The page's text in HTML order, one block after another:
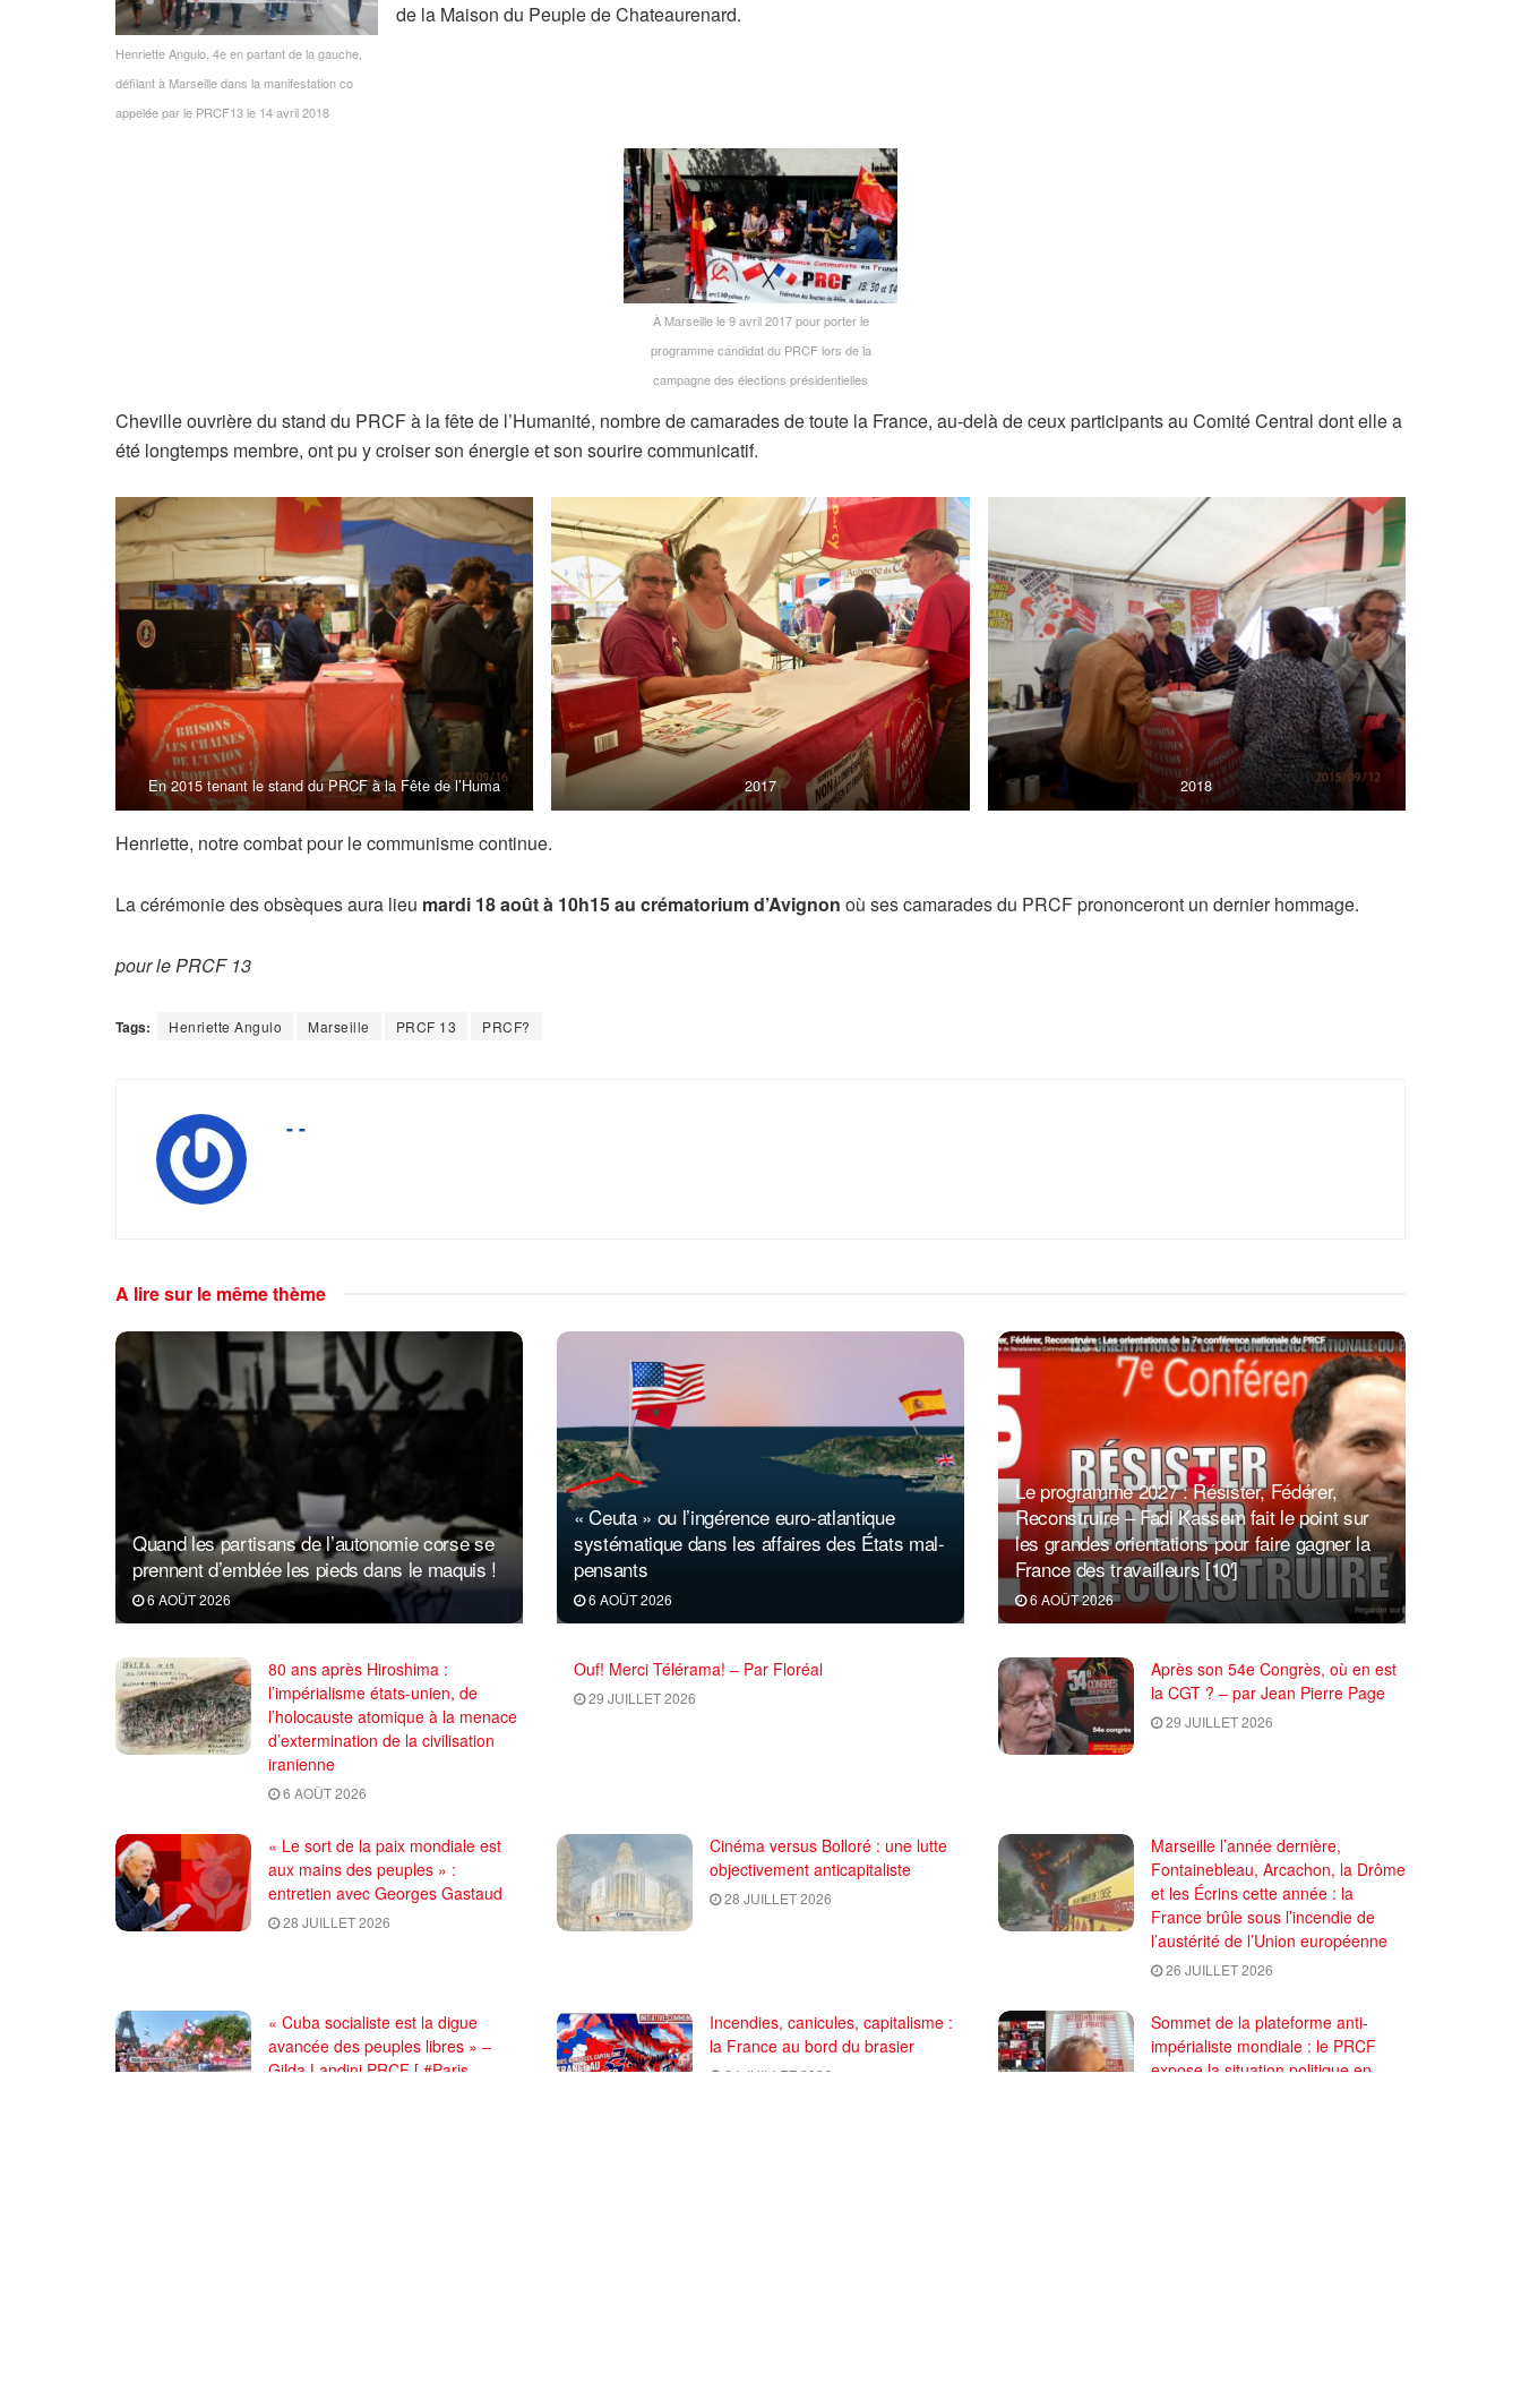
Henriette Angulo, 4e en partant de la gauche,
défilant à Marseille dans la manifestation co
appelée par le PRCF13 le 14 avril 2018
de la Maison du Peuple de Chateaurenard.
À Marseille le 9 avril 2017 pour porter le
programme candidat du PRCF lors de la
campagne des élections présidentielles
Cheville ouvrière du stand du PRCF à la fête de l’Humanité, nombre de camarades de toute la France, au-delà de ceux participants au Comité Central dont elle a
été longtemps membre, ont pu y croiser son énergie et son sourire communicatif.
En 2015 tenant le stand du PRCF à la Fête de l’Huma 2017 2018
Henriette, notre combat pour le communisme continue.
La cérémonie des obsèques aura lieu mardi 18 août à 10h15 au crématorium d’Avignon où ses camarades du PRCF prononceront un dernier hommage.
pour le PRCF 13
Tags: Henriette Angulo Marseille PRCF 13 PRCF?
- -
A lire sur le même thème
Quand les partisans de l’autonomie corse se
prennent d’emblée les pieds dans le maquis !
6 AOÛT 2026
« Ceuta » ou l’ingérence euro-atlantique
systématique dans les affaires des États mal-
pensants
6 AOÛT 2026
Le programme 2027 : Résister, Fédérer,
Reconstruire – Fadi Kassem fait le point sur
les grandes orientations pour faire gagner la
France des travailleurs [10′]
6 AOÛT 2026
80 ans après Hiroshima :
l’impérialisme états-unien, de
l’holocauste atomique à la menace
d’extermination de la civilisation
iranienne
6 AOÛT 2026
Ouf! Merci Télérama! – Par Floréal
29 JUILLET 2026
Après son 54e Congrès, où en est
la CGT ? – par Jean Pierre Page
29 JUILLET 2026
« Le sort de la paix mondiale est
aux mains des peuples » :
entretien avec Georges Gastaud
28 JUILLET 2026
Cinéma versus Bolloré : une lutte
objectivement anticapitaliste
28 JUILLET 2026
Marseille l’année dernière,
Fontainebleau, Arcachon, la Drôme
et les Écrins cette année : la
France brûle sous l’incendie de
l’austérité de l’Union européenne
26 JUILLET 2026
« Cuba socialiste est la digue
avancée des peuples libres » –
Gilda Landini PRCF [ #Paris
Incendies, canicules, capitalisme :
la France au bord du brasier
24 JUILLET 2026
Sommet de la plateforme anti-
impérialiste mondiale : le PRCF
expose la situation politique en